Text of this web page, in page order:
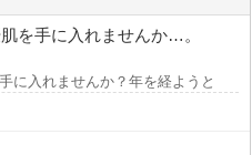
を手に入れませんか…。
に入れませんか？年を経ようとも損